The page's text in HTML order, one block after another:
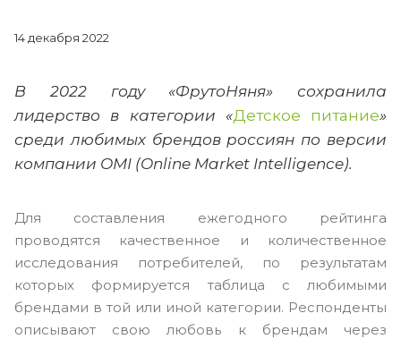
14 декабря 2022
В 2022 году «ФрутоНяня» сохранила
лидерство в категории «Детское питание»
среди любимых брендов россиян по версии
компании OMI (Online Market Intelligence).
Для составления ежегодного рейтинга
проводятся качественное и количественное
исследования потребителей, по результатам
которых формируется таблица с любимыми
брендами в той или иной категории. Респонденты
описывают свою любовь к брендам через